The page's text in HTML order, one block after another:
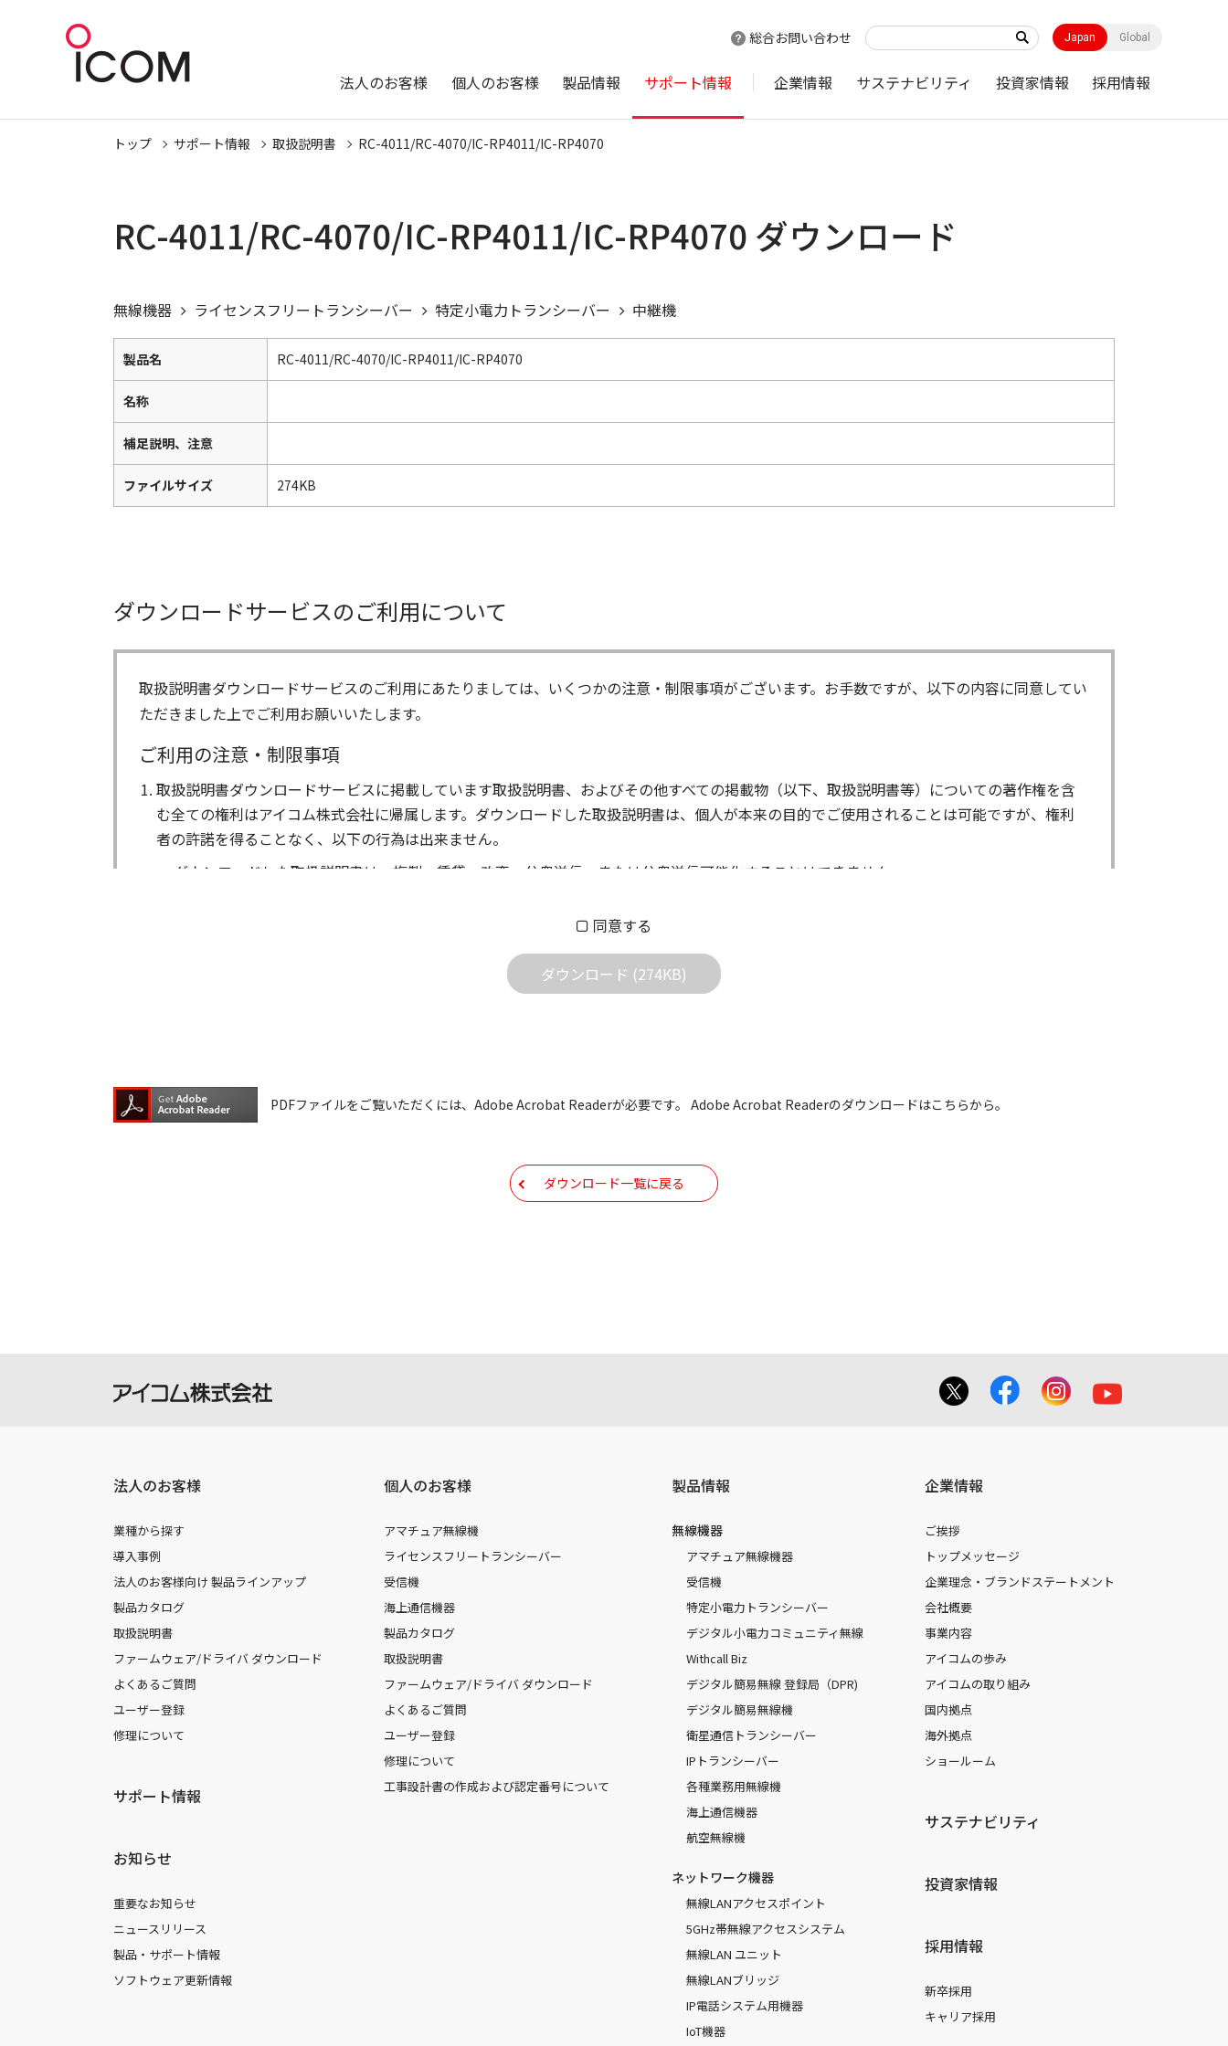
総合お問い合わせ Japan Global
法人のお客様 個人のお客様 製品情報 サポート情報 企業情報 サステナビリティ 投資家情報 採用情報
トップ サポート情報 取扱説明書 RC-4011/RC-4070/IC-RP4011/IC-RP4070
RC-4011/RC-4070/IC-RP4011/IC-RP4070 ダウンロード
無線機器 ライセンスフリートランシーバー 特定小電力トランシーバー 中継機
製品名 RC-4011/RC-4070/IC-RP4011/IC-RP4070
名称
補足説明、注意
ファイルサイズ 274KB
ダウンロードサービスのご利用について
取扱説明書ダウンロードサービスのご利用にあたりましては、いくつかの注意・制限事項がございます。お手数ですが、以下の内容に同意してい
ただきました上でご利用お願いいたします。
ご利用の注意・制限事項
取扱説明書ダウンロードサービスに掲載しています取扱説明書、およびその他すべての掲載物（以下、取扱説明書等）についての著作権を含
む全ての権利はアイコム株式会社に帰属します。ダウンロードした取扱説明書は、個人が本来の目的でご使用されることは可能ですが、権利
者の許諾を得ることなく、以下の行為は出来ません。
ダウンロードした取扱説明書は、複製、賃貸、改変、公衆送信、または公衆送信可能化することはできません。
ダウンロードした取扱説明書は、有償あるいは無償を問わず、営業活動に使用することは、いかなる場合であっても出来ません。
ダウンロードした取扱説明書等に使用されている写真、イラスト、データ等に付いての転用は一切出来ません。
掲載の取扱説明書等は、製品発売当時の内容になっております。内容において、法律、仕様、住所、電話番号などは、現在のものと異なるもの
が含まれている場合があります。ご利用の際は、最新情報を参考にしてください。
取扱説明書の内容は、製品の仕様変更などで予告なく変更される場合があります。本サイトに掲載されている取扱説明書の内容は、お手持ち
の機種に同梱されている取扱説明書や現時点で発売されている機種に同梱されている取扱説明書の内容とは異なる場合がございますのでご了
を負いません。
同意する
ダウンロード (274KB)
PDFファイルをご覧いただくには、Adobe Acrobat Readerが必要です。 Adobe Acrobat Readerのダウンロードはこちらから。
ダウンロード一覧に戻る
法人のお客様
業種から探す
導入事例
法人のお客様向け 製品ラインアップ
製品カタログ
取扱説明書
ファームウェア/ドライバ ダウンロード
よくあるご質問
ユーザー登録
修理について
サポート情報
お知らせ
重要なお知らせ
ニュースリリース
製品・サポート情報
ソフトウェア更新情報
個人のお客様
アマチュア無線機
ライセンスフリートランシーバー
受信機
海上通信機器
製品カタログ
取扱説明書
ファームウェア/ドライバ ダウンロード
よくあるご質問
ユーザー登録
修理について
工事設計書の作成および認定番号について
製品情報
無線機器
アマチュア無線機器
受信機
特定小電力トランシーバー
デジタル小電力コミュニティ無線
Withcall Biz
デジタル簡易無線 登録局（DPR)
デジタル簡易無線機
衛星通信トランシーバー
IPトランシーバー
各種業務用無線機
海上通信機器
航空無線機
ネットワーク機器
無線LANアクセスポイント
5GHz帯無線アクセスシステム
無線LAN ユニット
無線LANブリッジ
IP電話システム用機器
IoT機器
企業情報
ご挨拶
トップメッセージ
企業理念・ブランドステートメント
会社概要
事業内容
アイコムの歩み
アイコムの取り組み
国内拠点
海外拠点
ショールーム
サステナビリティ
投資家情報
採用情報
新卒採用
キャリア採用